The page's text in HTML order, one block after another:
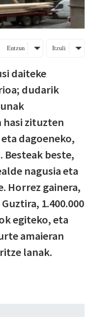
Entzun Itzuli
daiteke
dudarik
zituzten
dagoeneko,
beste,
nagusia eta
Horrez gainera,
1.400.000
egiteko, eta
amaieran
lanak.